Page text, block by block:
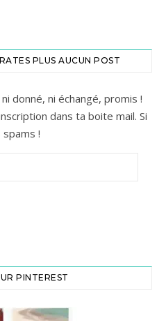
PLUS AUCUN POST
donné, ni échangé, promis !
dans ta boite mail. Si
!
PINTEREST